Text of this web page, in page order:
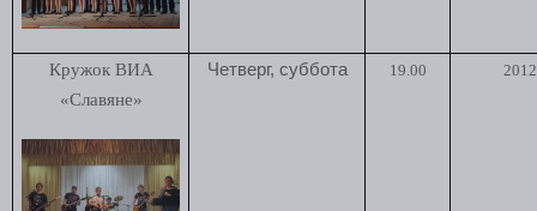
Кружок ВИА
«Славяне»
Четверг, суббота 19.00 2012